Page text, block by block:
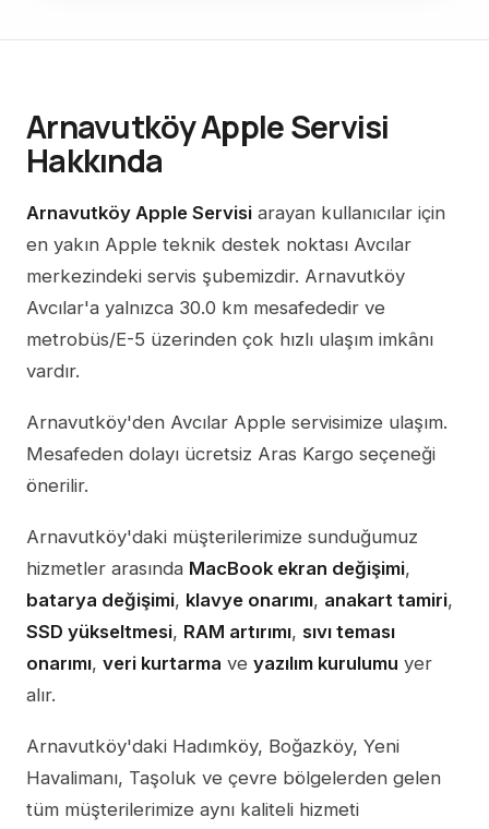
Arnavutköy Apple Servisi
Hakkında
Arnavutköy Apple Servisi arayan kullanıcılar için
en yakın Apple teknik destek noktası Avcılar
merkezindeki servis şubemizdir. Arnavutköy
Avcılar'a yalnızca 30.0 km mesafededir ve
metrobüs/E-5 üzerinden çok hızlı ulaşım imkânı
vardır.
Arnavutköy'den Avcılar Apple servisimize ulaşım.
Mesafeden dolayı ücretsiz Aras Kargo seçeneği
önerilir.
Arnavutköy'daki müşterilerimize sunduğumuz
hizmetler arasında MacBook ekran değişimi,
batarya değişimi, klavye onarımı, anakart tamiri,
SSD yükseltmesi, RAM artırımı, sıvı teması
onarımı, veri kurtarma ve yazılım kurulumu yer
alır.
Arnavutköy'daki Hadımköy, Boğazköy, Yeni
Havalimanı, Taşoluk ve çevre bölgelerden gelen
tüm müşterilerimize aynı kaliteli hizmeti